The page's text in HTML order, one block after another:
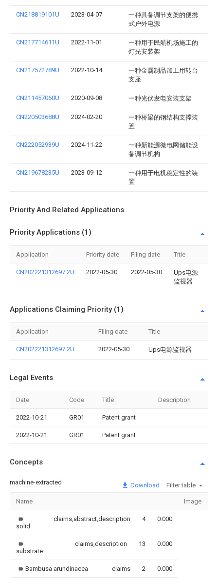
CN218819101U 2023-04-07
一种具备调节支架的便携
式户外电源
CN217714611U 2022-11-01
一种用于民航机场施工的
灯光安装架
CN217572789U 2022-10-14
一种金属制品加工用转台
支座
CN211457060U 2020-09-08 一种光伏发电安装支架
CN220503688U 2024-02-20
一种桥梁的钢结构支撑装
置
CN222052939U 2024-11-22
一种新能源微电网储能设
备调节机构
CN219678235U 2023-09-12
一种用于电机稳定性的装
置
Priority And Related Applications
Priority Applications (1)
Application Priority date Filing date Title
CN202221312697.2U 2022-05-30 2022-05-30
Ups电源
监视器
Applications Claiming Priority (1)
Application Filing date Title
CN202221312697.2U 2022-05-30 Ups电源监视器
Legal Events
Date Code Title Description
2022-10-21 GR01 Patent grant
2022-10-21 GR01 Patent grant
Concepts
machine-extracted Download Filter table
Name Image
solid
claims,abstract,description 4 0.000
substrate
claims,description 13 0.000
Bambusa arundinacea claims 2 0.000